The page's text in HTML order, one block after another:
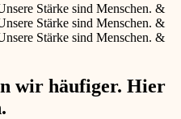
Stärke sind Menschen. &
Stärke sind Menschen. &
Stärke sind Menschen. &
wir häufiger. Hier